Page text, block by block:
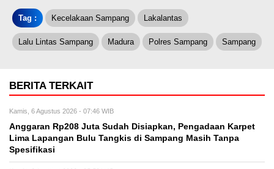
Tag : Kecelakaan Sampang Lakalantas
Lalu Lintas Sampang Madura Polres Sampang Sampang
BERITA TERKAIT
Kamis, 6 Agustus 2026 - 07:46 WIB
Anggaran Rp208 Juta Sudah Disiapkan, Pengadaan Karpet
Lima Lapangan Bulu Tangkis di Sampang Masih Tanpa
Spesifikasi